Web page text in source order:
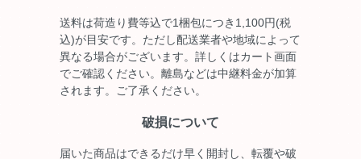
送料は荷造り費等込で1梱包につき1,100円(税
込)が目安です。ただし配送業者や地域によって
異なる場合がございます。詳しくはカート画面
でご確認ください。離島などは中継料金が加算
されます。ご了承ください。
破損について
届いた商品はできるだけ早く開封し、転覆や破